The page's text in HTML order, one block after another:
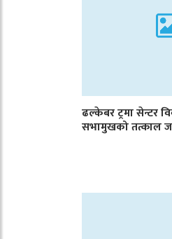
ढल्केबर ट्रमा सेन्टर
सभामुखको तत्काल